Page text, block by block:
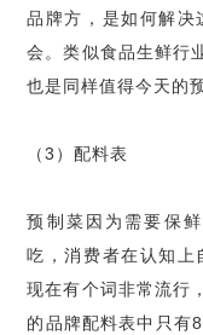
品牌方，是如何解决
会。类似食品生鲜行
也是同样值得今天的
（3）配料表
预制菜因为需要保
吃，消费者在认知上
现在有个词非常流行
的品牌配料表中只有